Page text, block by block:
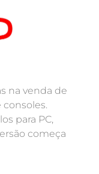
na venda de
para PC,
começa